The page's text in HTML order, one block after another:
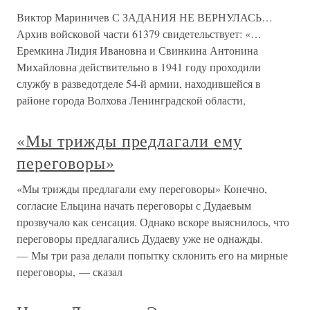
Виктор Мариничев С ЗАДАНИЯ НЕ ВЕРНУЛАСЬ…
Архив войсковой части 61379 свидетельствует: «…
Еремкина Лидия Ивановна и Свинкина Антонина
Михайловна действительно в 1941 году проходили
службу в разведотделе 54-й армии, находившейся в
районе города Волхова Ленинградской области,
«Мы трижды предлагали ему
переговоры»
«Мы трижды предлагали ему переговоры» Конечно,
согласие Ельцина начать переговоры с Дудаевым
прозвучало как сенсация. Однако вскоре выяснилось, что
переговоры предлагались Дудаеву уже не однажды.
— Мы три раза делали попытку склонить его на мирные
переговоры, — сказал